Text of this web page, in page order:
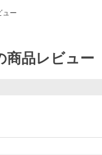
ュー
商品レビュー